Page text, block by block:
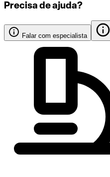
Precisa de ajuda?
Falar com especialista